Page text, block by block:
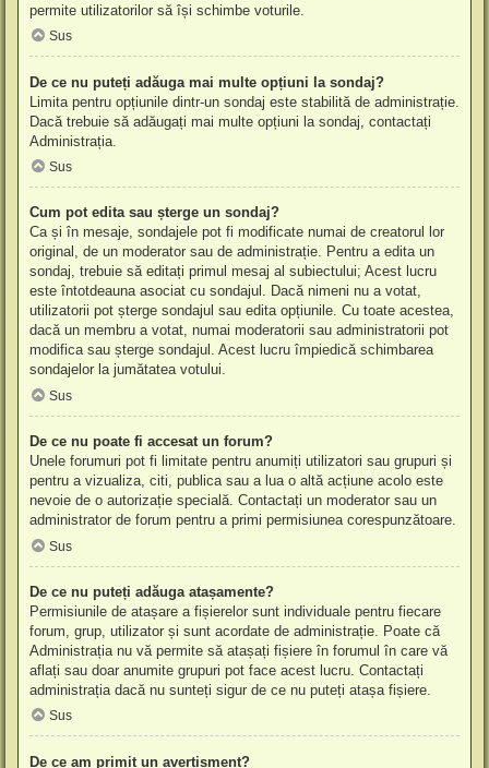
permite utilizatorilor să își schimbe voturile.
Sus
De ce nu puteți adăuga mai multe opțiuni la sondaj?
Limita pentru opțiunile dintr-un sondaj este stabilită de administrație.
Dacă trebuie să adăugați mai multe opțiuni la sondaj, contactați
Administrația.
Sus
Cum pot edita sau șterge un sondaj?
Ca și în mesaje, sondajele pot fi modificate numai de creatorul lor
original, de un moderator sau de administrație. Pentru a edita un
sondaj, trebuie să editați primul mesaj al subiectului; Acest lucru
este întotdeauna asociat cu sondajul. Dacă nimeni nu a votat,
utilizatorii pot șterge sondajul sau edita opțiunile. Cu toate acestea,
dacă un membru a votat, numai moderatorii sau administratorii pot
modifica sau șterge sondajul. Acest lucru împiedică schimbarea
sondajelor la jumătatea votului.
Sus
De ce nu poate fi accesat un forum?
Unele forumuri pot fi limitate pentru anumiți utilizatori sau grupuri și
pentru a vizualiza, citi, publica sau a lua o altă acțiune acolo este
nevoie de o autorizație specială. Contactați un moderator sau un
administrator de forum pentru a primi permisiunea corespunzătoare.
Sus
De ce nu puteți adăuga atașamente?
Permisiunile de atașare a fișierelor sunt individuale pentru fiecare
forum, grup, utilizator și sunt acordate de administrație. Poate că
Administrația nu vă permite să atașați fișiere în forumul în care vă
aflați sau doar anumite grupuri pot face acest lucru. Contactați
administrația dacă nu sunteți sigur de ce nu puteți atașa fișiere.
Sus
De ce am primit un avertisment?